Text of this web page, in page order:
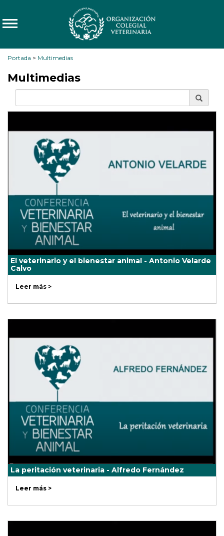
Portada > Multimedias
Multimedias
El veterinario y el bienestar animal - Antonio Velarde
Calvo
Leer más >
La peritación veterinaria - Alfredo Fernández
Leer más >